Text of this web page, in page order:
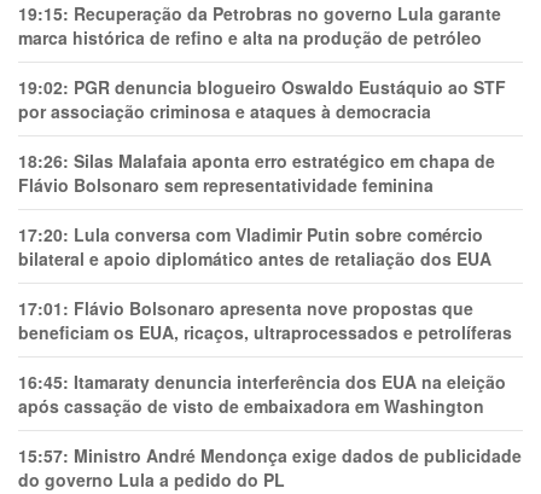
19:15: Recuperação da Petrobras no governo Lula garante
marca histórica de refino e alta na produção de petróleo
19:02: PGR denuncia blogueiro Oswaldo Eustáquio ao STF
por associação criminosa e ataques à democracia
18:26: Silas Malafaia aponta erro estratégico em chapa de
Flávio Bolsonaro sem representatividade feminina
17:20: Lula conversa com Vladimir Putin sobre comércio
bilateral e apoio diplomático antes de retaliação dos EUA
17:01: Flávio Bolsonaro apresenta nove propostas que
beneficiam os EUA, ricaços, ultraprocessados e petrolíferas
16:45: Itamaraty denuncia interferência dos EUA na eleição
após cassação de visto de embaixadora em Washington
15:57: Ministro André Mendonça exige dados de publicidade
do governo Lula a pedido do PL